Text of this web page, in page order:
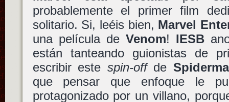
probablemente el primer film
solitario. Si, leéis bien, Marvel
una película de Venom! IESB
están tanteando guionistas de
escribir este spin-offde
que pensar que enfoque le
protagonizado por un villano,